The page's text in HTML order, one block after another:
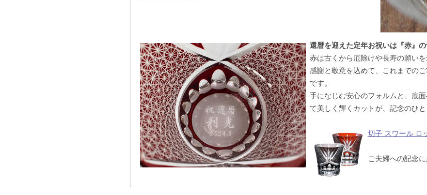
還暦を迎えた定年お祝いは『赤』
赤は古くから厄除けや長寿の願い
感謝と敬意を込めて、これまでの
です。
手になじむ安心のフォルムと、底
て美しく輝くカットが、記念のひと
切子 スワール ロ
ご夫婦への記念